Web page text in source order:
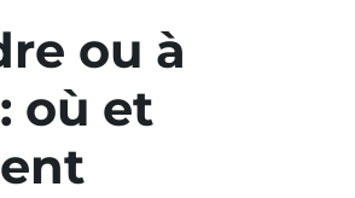
ou à
où et